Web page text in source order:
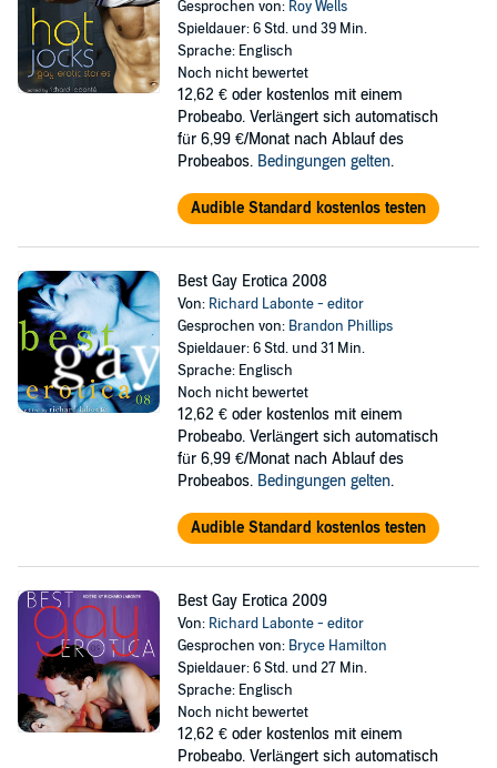
Gesprochen von: Roy Wells
Spieldauer: 6 Std. und 39 Min.
Sprache: Englisch
Noch nicht bewertet
12,62 € oder kostenlos mit einem
Probeabo. Verlängert sich automatisch
für 6,99 €/Monat nach Ablauf des
Probeabos. Bedingungen gelten.
Audible Standard kostenlos testen
Best Gay Erotica 2008
Von: Richard Labonte - editor
Gesprochen von: Brandon Phillips
Spieldauer: 6 Std. und 31 Min.
Sprache: Englisch
Noch nicht bewertet
12,62 € oder kostenlos mit einem
Probeabo. Verlängert sich automatisch
für 6,99 €/Monat nach Ablauf des
Probeabos. Bedingungen gelten.
Audible Standard kostenlos testen
Best Gay Erotica 2009
Von: Richard Labonte - editor
Gesprochen von: Bryce Hamilton
Spieldauer: 6 Std. und 27 Min.
Sprache: Englisch
Noch nicht bewertet
12,62 € oder kostenlos mit einem
Probeabo. Verlängert sich automatisch